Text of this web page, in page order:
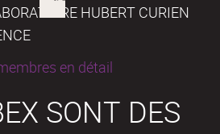
HUBERT CURIEN
en détail
SONT DES